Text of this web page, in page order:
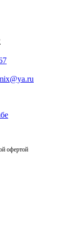
офертой